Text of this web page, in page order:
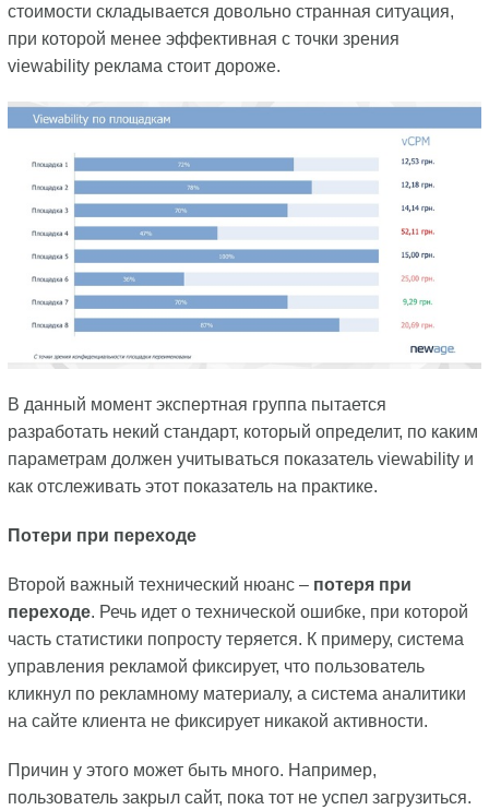
стоимости складывается довольно странная ситуация,
при которой менее эффективная с точки зрения
viewability реклама стоит дороже.
В данный момент экспертная группа пытается
разработать некий стандарт, который определит, по каким
параметрам должен учитываться показатель viewability и
как отслеживать этот показатель на практике.
Потери при переходе
Второй важный технический нюанс – потеря при
переходе. Речь идет о технической ошибке, при которой
часть статистики попросту теряется. К примеру, система
управления рекламой фиксирует, что пользователь
кликнул по рекламному материалу, а система аналитики
на сайте клиента не фиксирует никакой активности.
Причин у этого может быть много. Например,
пользователь закрыл сайт, пока тот не успел загрузиться.